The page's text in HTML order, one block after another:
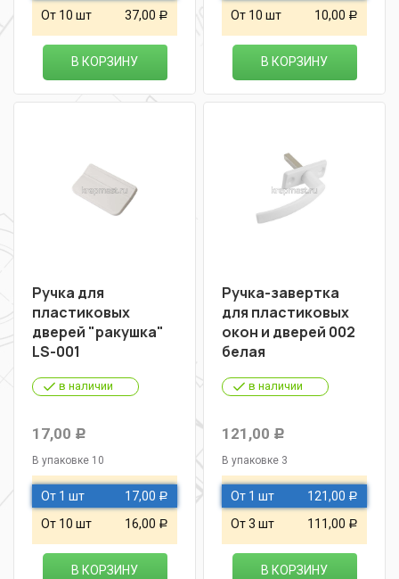
От 10 шт 37,00 Р
В КОРЗИНУ
От 10 шт 10,00 Р
В КОРЗИНУ
Ручка для
пластиковых
дверей "ракушка"
LS-001
в наличии
17,00 Р
В упаковке 10
От 1 шт 17,00 Р
От 10 шт 16,00 Р
В КОРЗИНУ
Ручка-завертка
для пластиковых
окон и дверей 002
белая
в наличии
121,00 Р
В упаковке 3
От 1 шт 121,00 Р
От 3 шт 111,00 Р
В КОРЗИНУ